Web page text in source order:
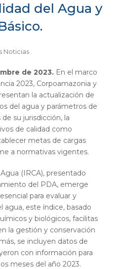
del Agua y
Noticias
de 2023. En el marco
2023, Corpoamazonia y
la actualización de
del agua y parámetros de
su jurisdicción, la
de calidad como
metas de cargas
a normativas vigentes.
(IRCA), presentado
del PDA, emerge
para evaluar y
agua, este índice, basado
y biológicos, facilitas
la gestión y conservación
se incluyen datos de
con información para
meses del año 2023.